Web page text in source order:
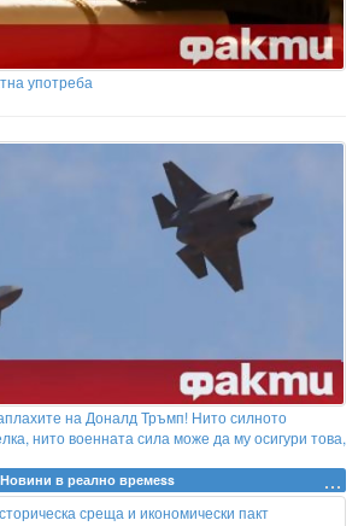
употреба
на Доналд Тръмп! Нито силното
нито военната сила може да му осигури това,
Новини в реално времеss
среща и икономически пакт